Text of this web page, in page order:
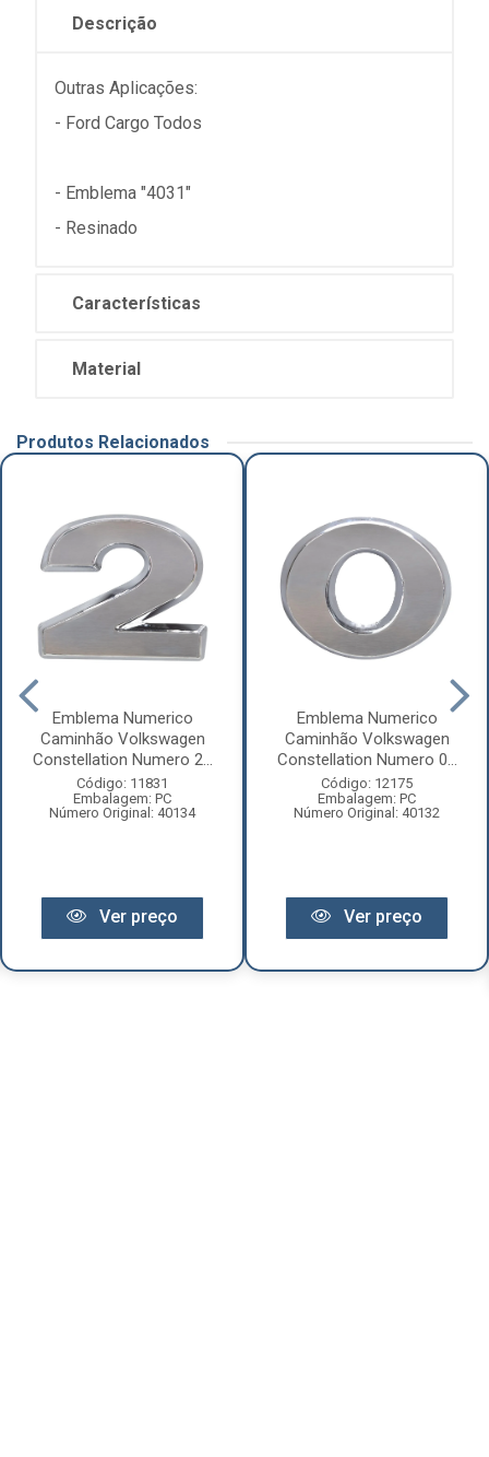
Descrição
Outras Aplicações:
- Ford Cargo Todos
- Emblema "4031"
- Resinado
Características
Material
Produtos Relacionados
Emblema Numerico
Caminhão Volkswagen
Constellation Numero 2...
Código: 11831
Embalagem: PC
Número Original: 40134
Ver preço
Emblema Numerico
Caminhão Volkswagen
Constellation Numero 0...
Código: 12175
Embalagem: PC
Número Original: 40132
Ver preço